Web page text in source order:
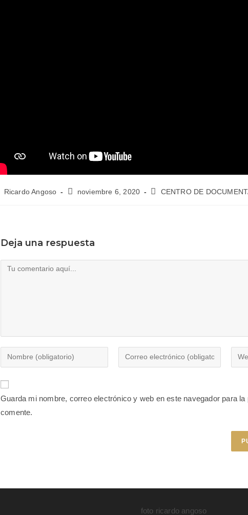
Ricardo Angoso noviembre 6, 2020 CENTRO DE
Deja una respuesta
Guarda mi nombre, correo electrónico y web en este navegador para
comente.